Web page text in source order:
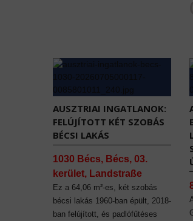
AUSZTRIAI INGATLANOK:
FELÚJÍTOTT KÉT SZOBÁS
BÉCSI LAKÁS
1030 Bécs, Bécs, 03.
kerület, Landstraße
Ez a 64,06 m²-es, két szobás
bécsi lakás 1960-ban épült, 2018-
ban felújított, és padlófűtéses